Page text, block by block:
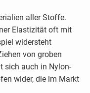
aller Stoffe.
Elastizität oft mit
widersteht
von groben
sich auch in Nylon-
wider, die im Markt